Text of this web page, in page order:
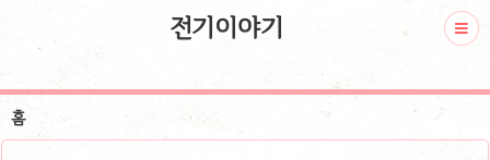
전기이야기
홈